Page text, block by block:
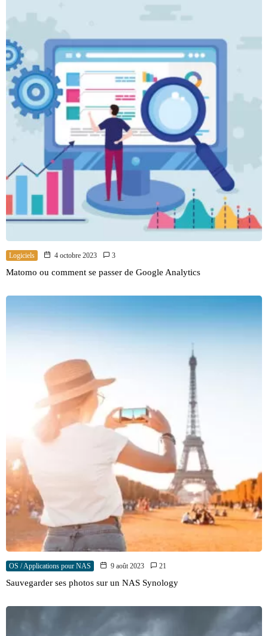
Logiciels 4 octobre 2023 3
Matomo ou comment se passer de Google Analytics
OS / Applications pour NAS 9 août 2023 21
Sauvegarder ses photos sur un NAS Synology